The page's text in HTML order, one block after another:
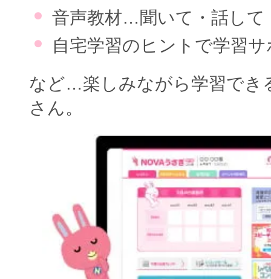
音声教材…聞いて・話して
自宅学習のヒントで学習
など…楽しみながら学習でき
さん。